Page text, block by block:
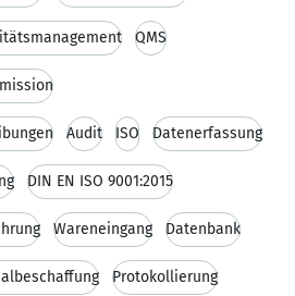
QMS
Audit ISO Datenerfassung
DIN EN ISO 9001:2015
Wareneingang Datenbank
Protokollierung